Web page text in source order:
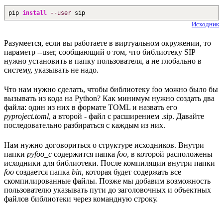
pip install --user sip
Исходник
Разумеется, если вы работаете в виртуальном окружении, то
параметр --user, сообщающий о том, что библиотеку SIP
нужно установить в папку пользователя, а не глобально в
систему, указывать не надо.
Что нам нужно сделать, чтобы библиотеку foo можно было бы
вызывать из кода на Python? Как минимум нужно создать два
файла: один из них в формате TOML и назвать его
pyproject.toml, а второй - файл с расширением .sip. Давайте
последовательно разбираться с каждым из них.
Нам нужно договориться о структуре исходников. Внутри
папки pyfoo_c содержится папка foo, в которой расположены
исходники для библиотеки. После компиляции внутри папки
foo создается папка bin, которая будет содержать все
скомпилированные файлы. Позже мы добавим возможность
пользователю указывать пути до заголовочных и объектных
файлов библиотеки через командную строку.